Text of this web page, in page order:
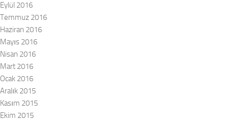
Eylül 2016
Temmuz 2016
Haziran 2016
Mayıs 2016
Nisan 2016
Mart 2016
Ocak 2016
Aralık 2015
Kasım 2015
Ekim 2015